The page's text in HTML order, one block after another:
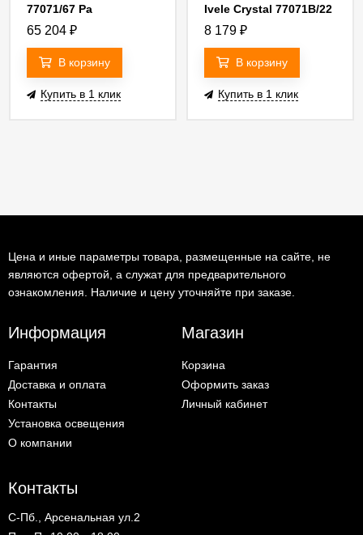
77071/67 Pa
65 204 ₽
В корзину
Купить в 1 клик
Ivele Crystal 77071B/22
Ni
8 179 ₽
В корзину
Купить в 1 клик
Цена и иные параметры товара, размещенные на сайте, не
являются офертой, а служат для предварительного
ознакомления. Наличие и цену уточняйте при заказе.
Информация
Гарантия
Доставка и оплата
Контакты
Установка освещения
О компании
Магазин
Корзина
Оформить заказ
Личный кабинет
Контакты
С-Пб., Арсенальная ул.2